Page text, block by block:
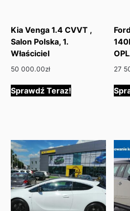
Kia Venga 1.4 CVVT ,
Salon Polska, 1.
Właściciel
50 000.00zł
Sprawdź Teraz!
27